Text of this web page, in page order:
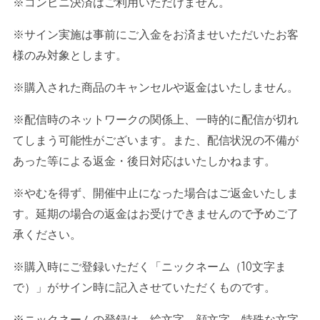
※サイン実施は事前にご入金をお済ませいただいたお客
様のみ対象とします。
※購入された商品のキャンセルや返金はいたしません。
※配信時のネットワークの関係上、一時的に配信が切れ
てしまう可能性がございます。また、配信状況の不備が
あった等による返金・後日対応はいたしかねます。
※やむを得ず、開催中止になった場合はご返金いたしま
す。延期の場合の返金はお受けできませんので予めご了
承ください。
※購入時にご登録いただく「ニックネーム（10文字ま
で）」がサイン時に記入させていただくものです。